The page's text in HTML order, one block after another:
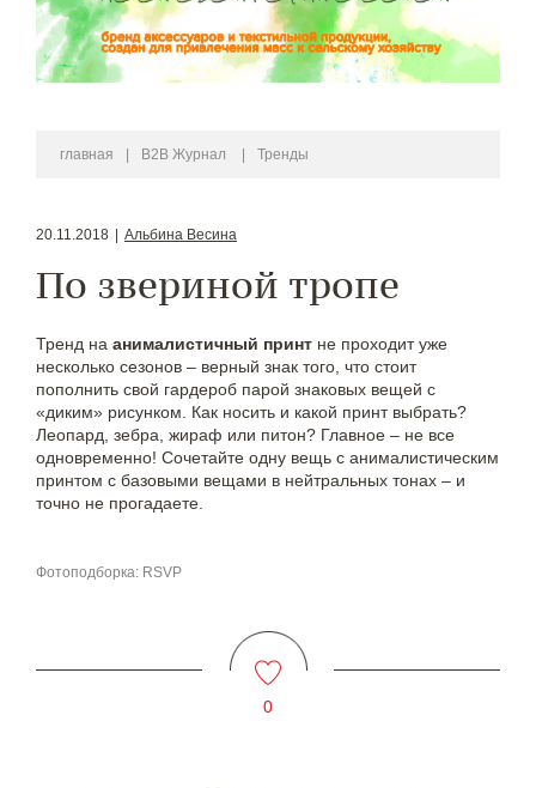
главная B2B Журнал Тренды
20.11.2018 Альбина Весина
По звериной тропе
Тренд на анималистичный принт не проходит уже
несколько сезонов – верный знак того, что стоит
пополнить свой гардероб парой знаковых вещей с
«диким» рисунком. Как носить и какой принт выбрать?
Леопард, зебра, жираф или питон? Главное – не все
одновременно! Сочетайте одну вещь с анималистическим
принтом с базовыми вещами в нейтральных тонах – и
точно не прогадаете.
Фотоподборка: RSVP
0